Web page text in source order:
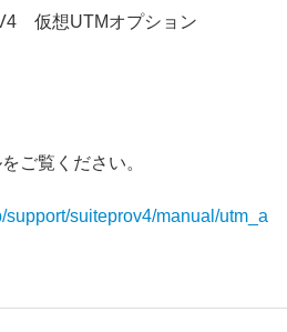
仮想UTMオプション
ご覧ください。
support/suiteprov4/manual/utm_a